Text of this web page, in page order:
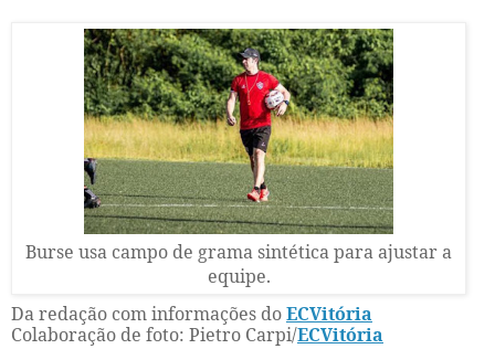
Burse usa campo de grama sintética para ajustar a
equipe.
Da redação com informações doECVitória
Colaboração de foto: Pietro Carpi/ECVitória